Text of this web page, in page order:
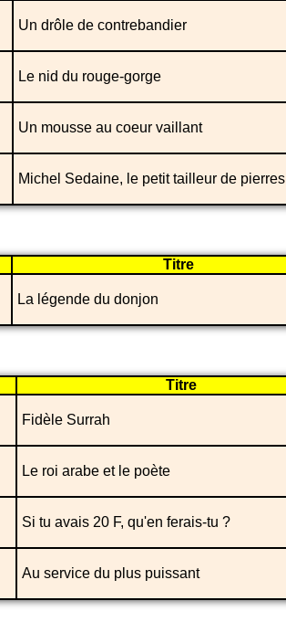
Un drôle de contrebandier
Le nid du rouge-gorge
Un mousse au coeur vaillant
Michel Sedaine, le petit tailleur de pierres
Titre
La légende du donjon
Titre
Fidèle Surrah
Le roi arabe et le poète
Si tu avais 20 F, qu'en ferais-tu ?
Au service du plus puissant